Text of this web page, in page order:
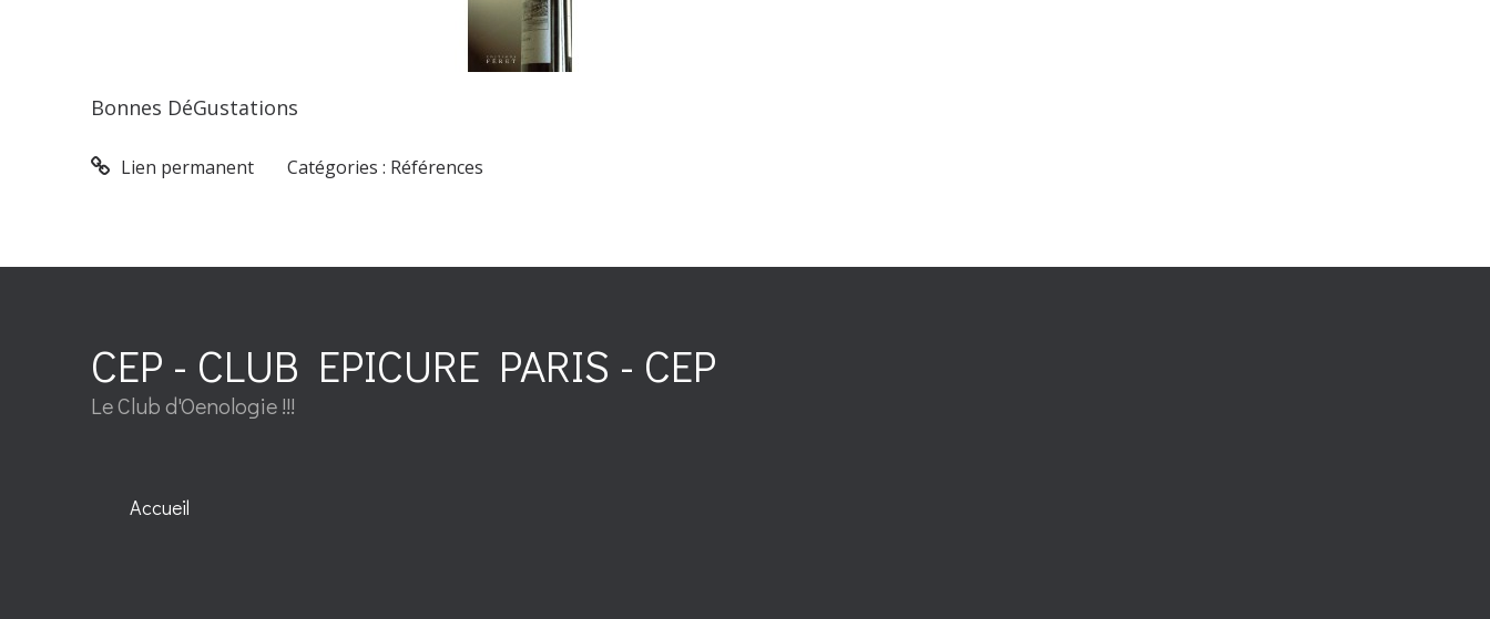
Bonnes DéGustations
Lien permanent Catégories : Références
CEP - CLUB EPICURE PARIS - CEP
Le Club d'Oenologie !!!
Accueil